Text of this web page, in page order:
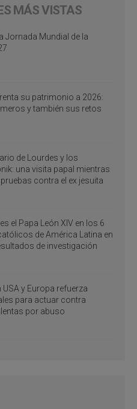
MÁS VISTAS
Jornada Mundial de la
su patrimonio a 2026:
y también sus retos
de Lourdes y los
una visita papal mientras
contra el ex jesuita
el Papa León XIV en los 6
de América Latina en
de investigación
USA y Europa refuerza
para actuar contra
por abuso